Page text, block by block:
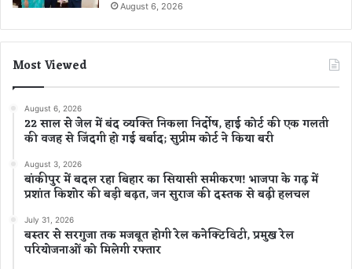
August 6, 2026
Most Viewed
August 6, 2026
22 साल से जेल में बंद व्यक्ति निकला निर्दोष, हाई कोर्ट की एक गलती
की वजह से जिंदगी हो गई बर्बाद; सुप्रीम कोर्ट ने किया बरी
August 3, 2026
बांकीपुर में बदल रहा बिहार का सियासी समीकरण! भाजपा के गढ़ में
प्रशांत किशोर की बड़ी बढ़त, जन सुराज की दस्तक से बढ़ी हलचल
July 31, 2026
बस्तर से सरगुजा तक मजबूत होगी रेल कनेक्टिविटी, प्रमुख रेल
परियोजनाओं को मिलेगी रफ्तार